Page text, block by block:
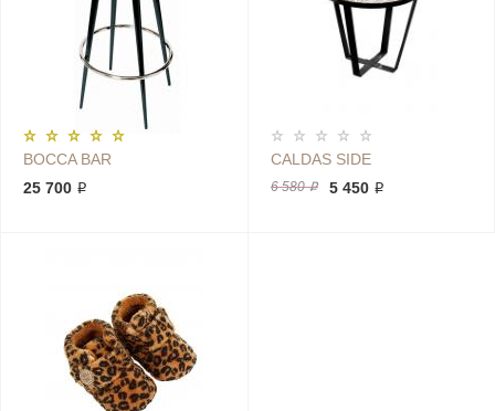
BOCCA BAR
25 700 ₽
CALDAS SIDE
6 580 ₽ 5 450 ₽